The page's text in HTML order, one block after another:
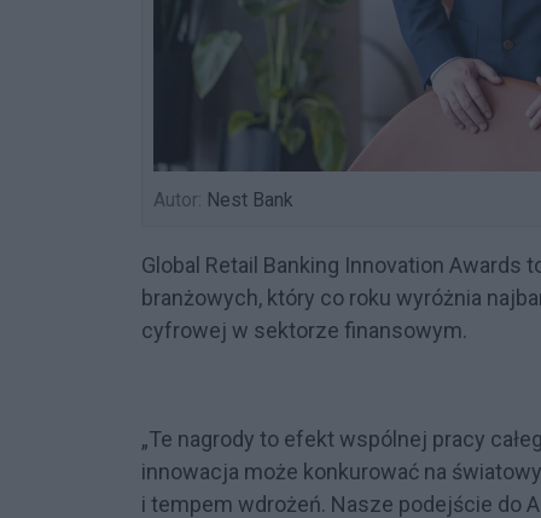
Autor: Nest Bank
Global Retail Banking Innovation
branżowych, który co roku wyróżnia
cyfrowej w sektorze finansowym.
„Te nagrody to efekt wspólnej pracy
innowacja może konkurować na
i tempem wdrożeń. Nasze podejście do